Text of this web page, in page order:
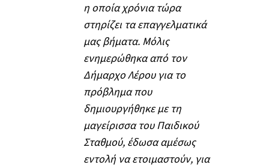
η οποία χρόνια τώρα
στηρίζει τα επαγγελματικά
μας βήματα. Μόλις
ενημερώθηκα από τον
Δήμαρχο Λέρου για το
πρόβλημα που
δημιουργήθηκε με τη
μαγείρισσα του Παιδικού
Σταθμού, έδωσα αμέσως
εντολή να ετοιμαστούν, για